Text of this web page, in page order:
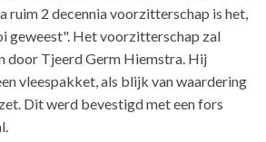
ruim 2 decennia voorzitterschap is het,
geweest". Het voorzitterschap zal
door Tjeerd Germ Hiemstra. Hij
vleespakket, als blijk van waardering
Dit werd bevestigd met een fors